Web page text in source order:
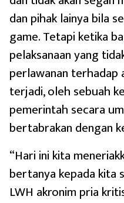
dan pihak lainya bila
game. Tetapi ketika
pelaksanaan yang
perlawanan terhadap
terjadi, oleh sebuah
pemerintah secara
bertabrakan dengan
“Hari ini kita
bertanya kepada kita
LWH akronim pria